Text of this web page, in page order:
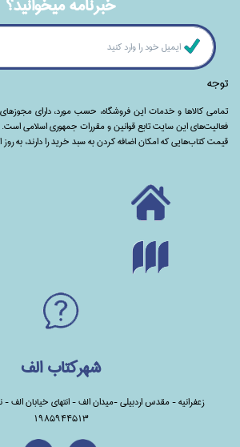
توجه
تمامی‌ کالاها و خدمات این فروشگاه، حسب مورد،‌ دارای
فعالیت‌های این سایت تابع قوانین و مقررات جمهوری اسلامی است.
قیمت کتاب‌هایی که امکان اضافه کردن به سبد خرید را دارند،‌ به
شهرکتاب الف
زعفرانیه - مقدس اردبیلی -میدان الف - انتهای خیابان
1985944513